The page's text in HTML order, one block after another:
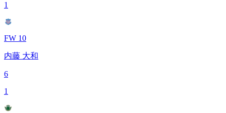
1
FW 10
内藤 大和
6
1